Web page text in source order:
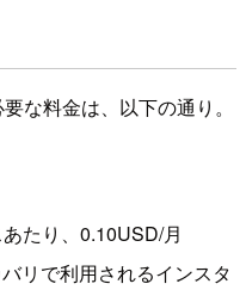
な料金は、以下の通り。
たり、0.10USD/月
リで利用されるインスタ